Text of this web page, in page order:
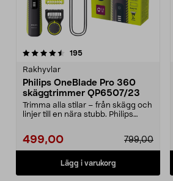
195recensioner
Rakhyvlar
Philips OneBlade Pro 360
skäggtrimmer QP6507/23
Trimma alla stilar – från skägg och
linjer till en nära stubb. Philips
499,00 799,00
Lägg i varukorg
4.0 av 5 stjärnor